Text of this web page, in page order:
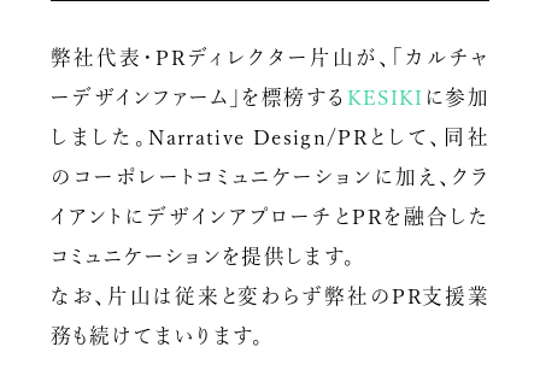
弊社代表・PRディレクター片山が、「カルチャ
ーデザインファーム」を標榜する KESIKI に参加
しました。Narrative Design/PRとして、同社
のコーポレートコミュニケーションに加え、クラ
イアントにデザインアプローチとPRを融合した
コミュニケーションを提供します。
なお、片山は従来と変わらず弊社のPR支援業
務も続けてまいります。